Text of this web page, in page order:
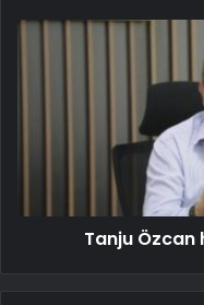
Tanju Özcan